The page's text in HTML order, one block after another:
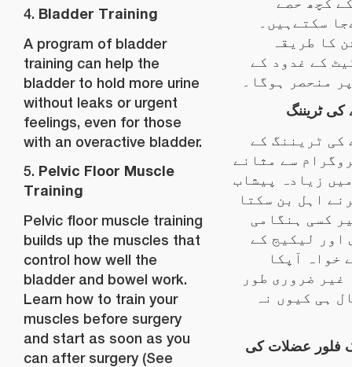
4. Bladder Training
A program of bladder
training can help the
bladder to hold more urine
without leaks or urgent
feelings, even for those
with an overactive bladder.
5. Pelvic Floor Muscle
Training
Pelvic floor muscle training
builds up the muscles that
control how well the
bladder and bowel work.
Learn how to train your
muscles before surgery
and start as soon as you
can after surgery (See
سکتےہیں۔
کا طریقہ
کے غدود کے
منحصر ہوگا۔
کی ٹریننگ
کی ٹریننگ کے
سے مثانے
زیادہ پیشاب
اہل بن سکتا
کسی ہنگامی
اور لیکیج کے
خواہ آپکا
غیر ضروری طور
ہی کیوں نہ
فلور عضلات کی